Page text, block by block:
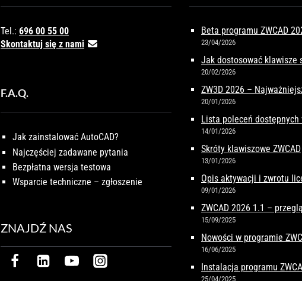
Tel.: 696 00 55 00
Skontaktuj się z nami
F.A.Q.
Jak zainstalować AutoCAD?
Najczęściej zadawane pytania
Bezpłatna wersja testowa
Wsparcie techniczne – zgłoszenie
ZNAJDŹ NAS
Beta programu ZWCAD
23/04/2026
Jak dostosować klawisze
20/02/2026
ZW3D 2026 –
20/01/2026
Lista poleceń dostępnych
14/01/2026
Skróty klawiszowe ZWCAD
13/01/2026
Opis aktywacji i zwrotu
09/01/2026
ZWCAD 2026 1.1 –
15/09/2025
Nowości w programie
16/06/2025
Instalacja programu
25/04/2025